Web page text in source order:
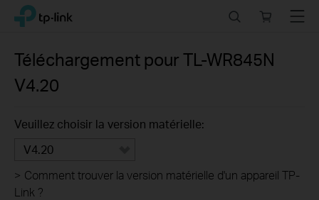
Click
the
navigation
TP-Link, Reliably Smart
store
Menu
Téléchargement pourTL-WR845N
V4.20
Veuillez choisir la version matérielle:
V4.20
> Comment trouver la version matérielle d'un appareil TP-
Link ?